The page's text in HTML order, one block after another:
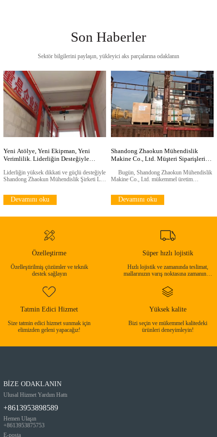
Son Haberler
Sektör bilgilerini paylaşın, yükleyici aks parçalarına odaklanın
Yeni Atölye, Yeni Ekipman, Yeni
Verimlilik. Liderliğin Desteğiyle
Forrdwa
Liderliğin yüksek dikkati ve güçlü desteğiyle
Shandong Zhaokun Mühendislik Şirketi Ltd.
gelişmiş gantry vinçlerini verimli bir şekilde
kurdu. Bu önemli ölçüt, şirketin liderliğinin
Devamını oku
Shandong Zhaokun Mühendislik
Makine Co., Ltd. Müşteri Siparişlerini
Bugün, Shandong Zhaokun Mühendislik
Makine Co., Ltd. mükemmel üretim
görevini başarıyla tamamladı. Yükleyici
tahrik aksı tertibatı, tekerlek redüktör tertibatı
Devamını oku
Özelleştirme
Özelleştirilmiş çözümler ve teknik
destek sağlayın
Süper hızlı lojistik
Hızlı lojistik ve zamanında teslimat,
mallarınızın varış noktasına zamanında
Tatmin Edici Hizmet
Size tatmin edici hizmet sunmak için
elimizden geleni yapacağız!
Yüksek kalite
Bizi seçin ve mükemmel kalitedeki
ürünleri deneyimleyin!
BİZE ODAKLANIN
Ulusal Hizmet Yardım Hattı
+8613953898589
Hemen Ulaşın
+8613953875753
E-posta